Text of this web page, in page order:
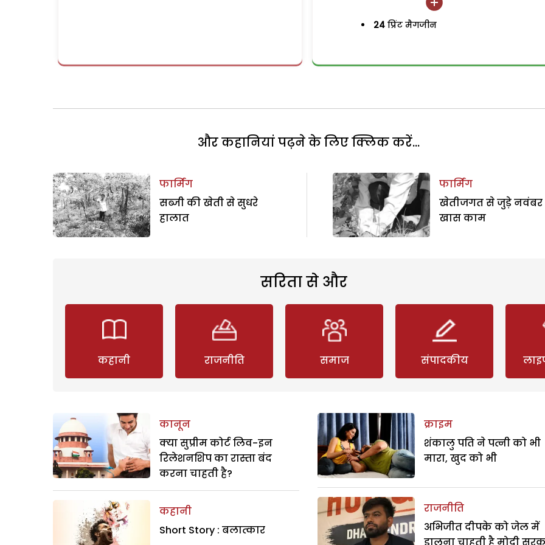
24 प्रिंट मैगजीन
और कहानियां पढ़ने के लिए क्लिक करें...
फार्मिंग
सब्जी की खेती से सुधरे
हालात
फार्मिंग
खेतीजगत से जुड़े
खास काम
सरिता से और
कहानी राजनीति समाज संपादकीय
कानून
क्या सुप्रीम कोर्ट लिव-इन
रिलेशनशिप का रास्ता बंद
करना चाहती है?
कहानी
Short Story : बलात्कार
क्राइम
शंकालु पति ने पत्नी को भी
मारा, खुद को भी
राजनीति
अभिजीत दीपके को जेल में